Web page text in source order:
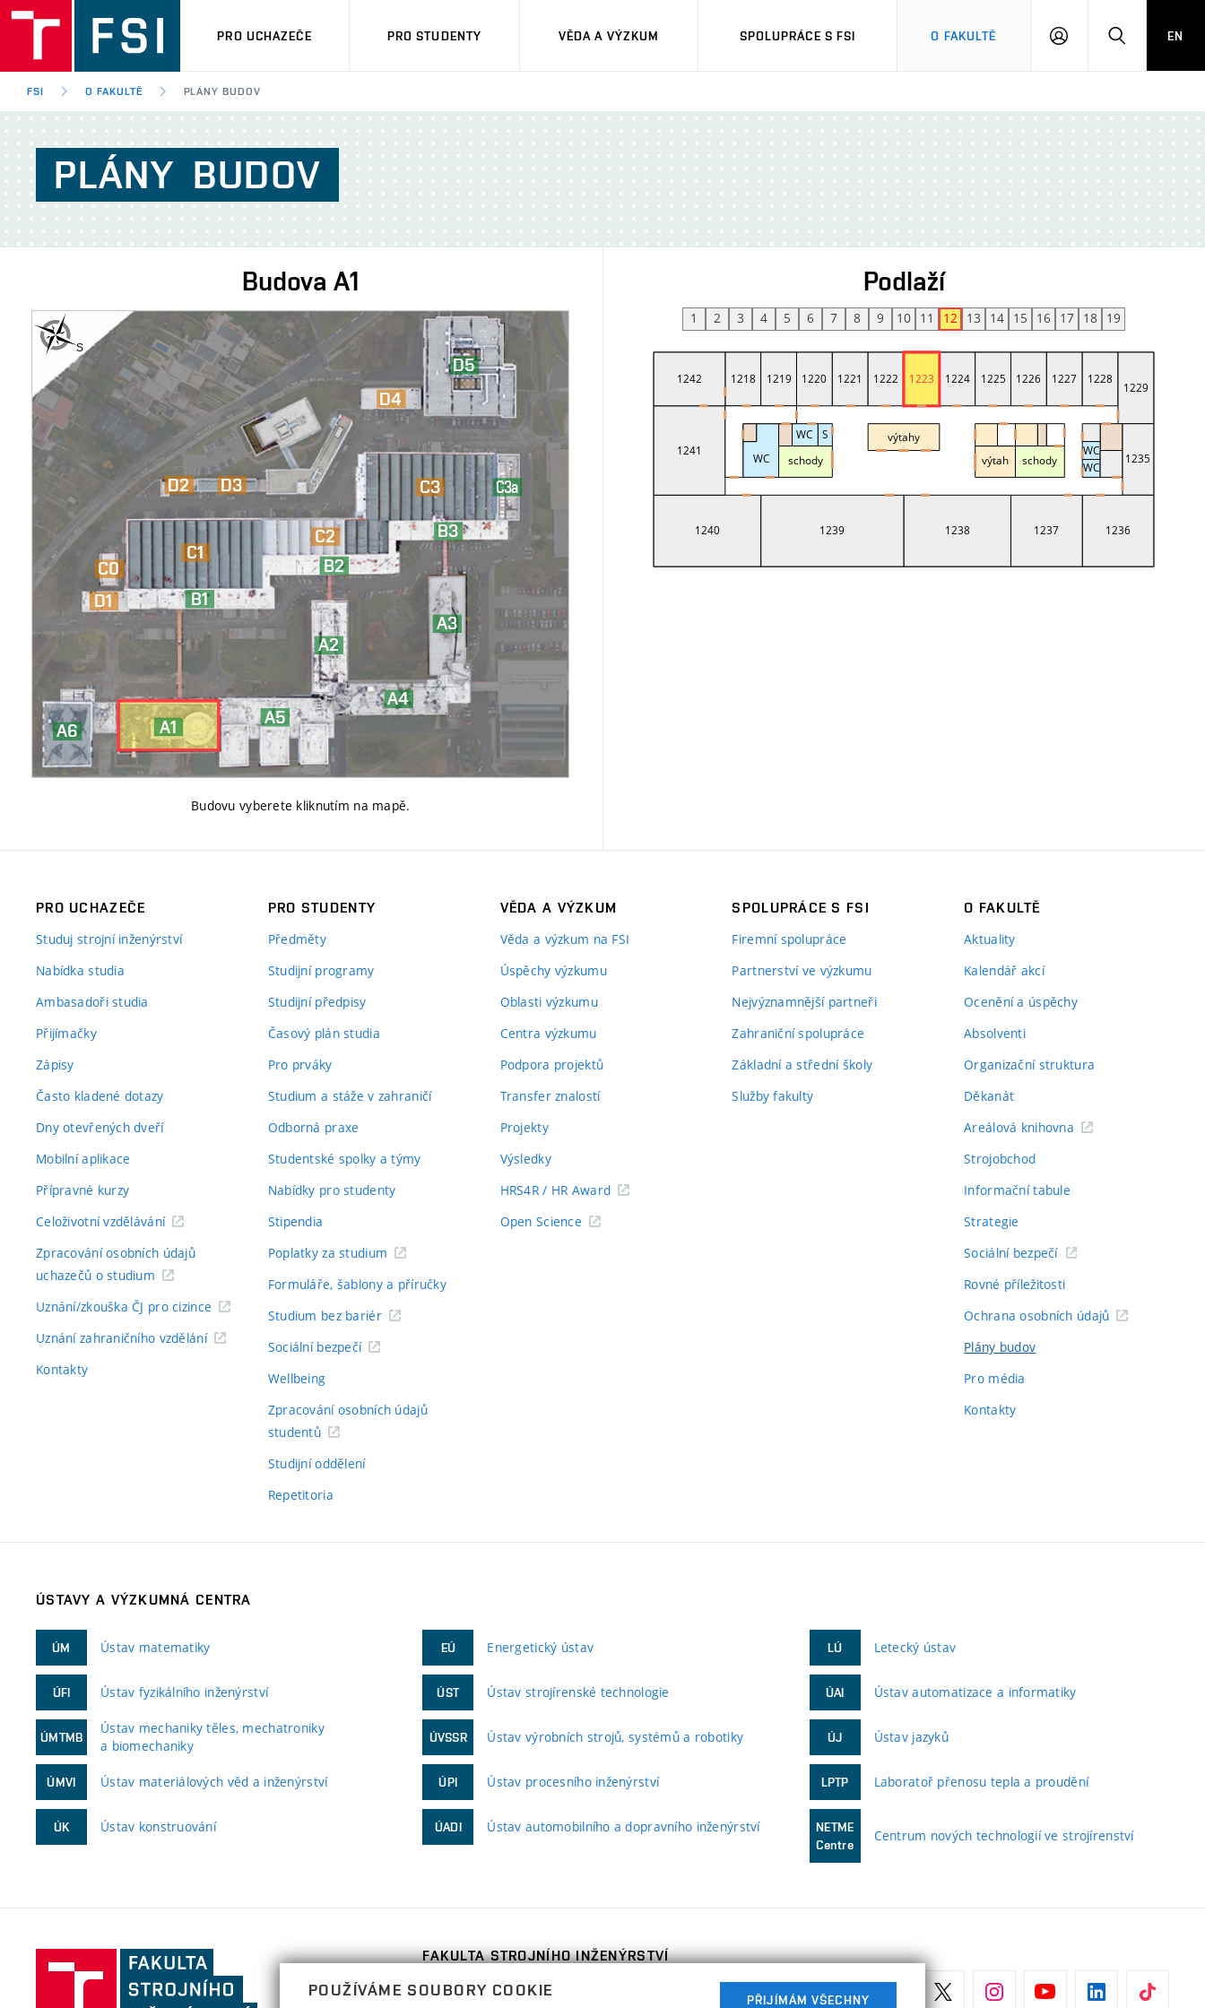
PRO UCHAZEČE PRO STUDENTY VĚDA A VÝZKUM SPOLUPRÁCE S FSI O FAKULTĚ
PŘIHLÁŠENÍHLEDAT
EN
FSI O FAKULTĚ PLÁNY BUDOV
PLÁNY BUDOV
Budova A1
Budovu vyberete kliknutím na mapě.
Podlaží
1 2 3 4 5 6 7 8 9 10 11 12 13 14 15 16 17 18 19
PRO UCHAZEČE
Studuj strojní inženýrství
Nabídka studia
Ambasadoři studia
Přijímačky
Zápisy
Často kladené dotazy
Dny otevřených dveří
Mobilní aplikace
Přípravné kurzy
Celoživotní vzdělávání
Zpracování osobních údajů
uchazečů o studium
Uznání/zkouška ČJ pro cizince
Uznání zahraničního vzdělání
Kontakty
PRO STUDENTY
Předměty
Studijní programy
Studijní předpisy
Časový plán studia
Pro prváky
Studium a stáže v zahraničí
Odborná praxe
Studentské spolky a týmy
Nabídky pro studenty
Stipendia
Poplatky za studium
Formuláře, šablony a příručky
Studium bez bariér
Sociální bezpečí
Wellbeing
Zpracování osobních údajů
studentů
Studijní oddělení
Repetitoria
VĚDA A VÝZKUM
Věda a výzkum na FSI
Úspěchy výzkumu
Oblasti výzkumu
Centra výzkumu
Podpora projektů
Transfer znalostí
Projekty
Výsledky
HRS4R / HR Award
Open Science
SPOLUPRÁCE S FSI
Firemní spolupráce
Partnerství ve výzkumu
Nejvýznamnější partneři
Zahraniční spolupráce
Základní a střední školy
Služby fakulty
O FAKULTĚ
Aktuality
Kalendář akcí
Ocenění a úspěchy
Absolventi
Organizační struktura
Děkanát
Areálová knihovna
Strojobchod
Informační tabule
Strategie
Sociální bezpečí
Rovné příležitosti
Ochrana osobních údajů
Plány budov
Pro média
Kontakty
ÚSTAVY A VÝZKUMNÁ CENTRA
ÚM Ústav matematiky
ÚFI Ústav fyzikálního inženýrství
ÚMTMB
Ústav mechaniky těles, mechatroniky
a biomechaniky
ÚMVI Ústav materiálových věd a inženýrství
ÚK Ústav konstruování
EÚ Energetický ústav
ÚST Ústav strojírenské technologie
ÚVSSR Ústav výrobních strojů, systémů a robotiky
ÚPI Ústav procesního inženýrství
ÚADI Ústav automobilního a dopravního inženýrství
LÚ Letecký ústav
ÚAI Ústav automatizace a informatiky
ÚJ Ústav jazyků
LPTP Laboratoř přenosu tepla a proudění
NETME
Centre
Centrum nových technologií ve strojírenství
Fakulta
inženýrství,
FAKULTA STROJNÍHO INŽENÝRSTVÍ
Technická 2896/2
POUŽÍVÁME SOUBORY COOKIE
PŘIJÍMÁM VŠECHNY